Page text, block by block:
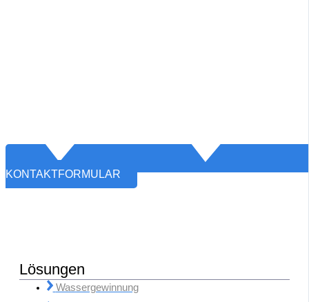
KONTAKTFORMULAR
Lösungen
Wassergewinnung